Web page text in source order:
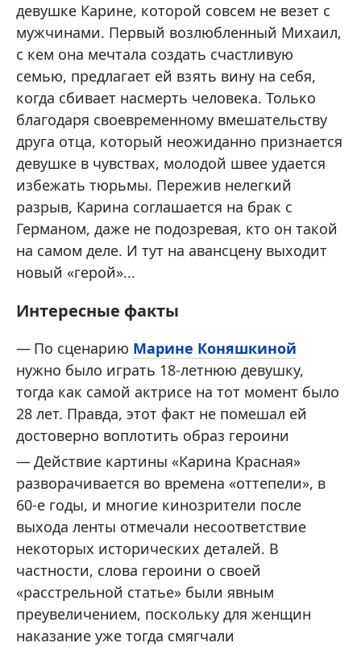
девушке Карине, которой совсем не везет с
мужчинами. Первый возлюбленный Михаил,
с кем она мечтала создать счастливую
семью, предлагает ей взять вину на себя,
когда сбивает насмерть человека. Только
благодаря своевременному вмешательству
друга отца, который неожиданно признается
девушке в чувствах, молодой швее удается
избежать тюрьмы. Пережив нелегкий
разрыв, Карина соглашается на брак с
Германом, даже не подозревая, кто он такой
на самом деле. И тут на авансцену выходит
новый «герой»...
Интересные факты
По сценарию Марине Коняшкиной
нужно было играть 18-летнюю девушку,
тогда как самой актрисе на тот момент было
28 лет. Правда, этот факт не помешал ей
достоверно воплотить образ героини
Действие картины «Карина Красная»
разворачивается во времена «оттепели», в
60-е годы, и многие кинозрители после
выхода ленты отмечали несоответствие
некоторых исторических деталей. В
частности, слова героини о своей
«расстрельной статье» были явным
преувеличением, поскольку для женщин
наказание уже тогда смягчали